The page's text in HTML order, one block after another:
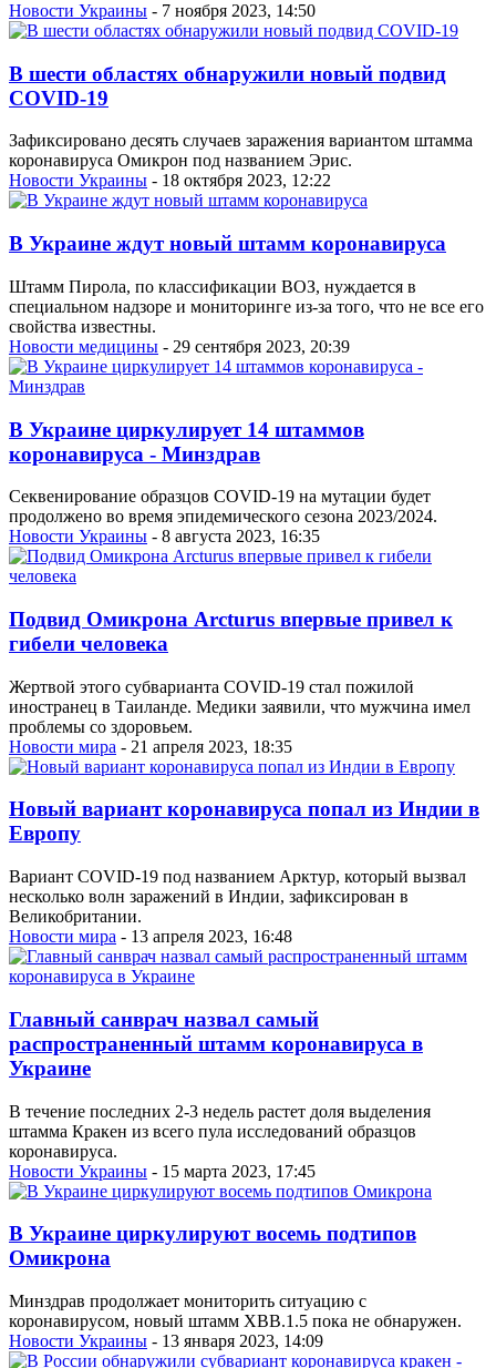
Новости Украины - 7 ноября 2023, 14:50
В шести областях обнаружили новый подвид
COVID-19
Зафиксировано десять случаев заражения вариантом штамма
коронавируса Омикрон под названием Эрис.
Новости Украины - 18 октября 2023, 12:22
В Украине ждут новый штамм коронавируса
Штамм Пирола, по классификации ВОЗ, нуждается в
специальном надзоре и мониторинге из-за того, что не все его
свойства известны.
Новости медицины - 29 сентября 2023, 20:39
В Украине циркулирует 14 штаммов
коронавируса - Минздрав
Секвенирование образцов COVID-19 на мутации будет
продолжено во время эпидемического сезона 2023/2024.
Новости Украины - 8 августа 2023, 16:35
Подвид Омикрона Arcturus впервые привел к
гибели человека
Жертвой этого субварианта COVID-19 стал пожилой
иностранец в Таиланде. Медики заявили, что мужчина имел
проблемы со здоровьем.
Новости мира - 21 апреля 2023, 18:35
Новый вариант коронавируса попал из Индии в
Европу
Вариант COVID-19 под названием Арктур, который вызвал
несколько волн заражений в Индии, зафиксирован в
Великобритании.
Новости мира - 13 апреля 2023, 16:48
Главный санврач назвал самый
распространенный штамм коронавируса в
Украине
В течение последних 2-3 недель растет доля выделения
штамма Кракен из всего пула исследований образцов
коронавируса.
Новости Украины - 15 марта 2023, 17:45
В Украине циркулируют восемь подтипов
Омикрона
Минздрав продолжает мониторить ситуацию с
коронавирусом, новый штамм XBB.1.5 пока не обнаружен.
Новости Украины - 13 января 2023, 14:09